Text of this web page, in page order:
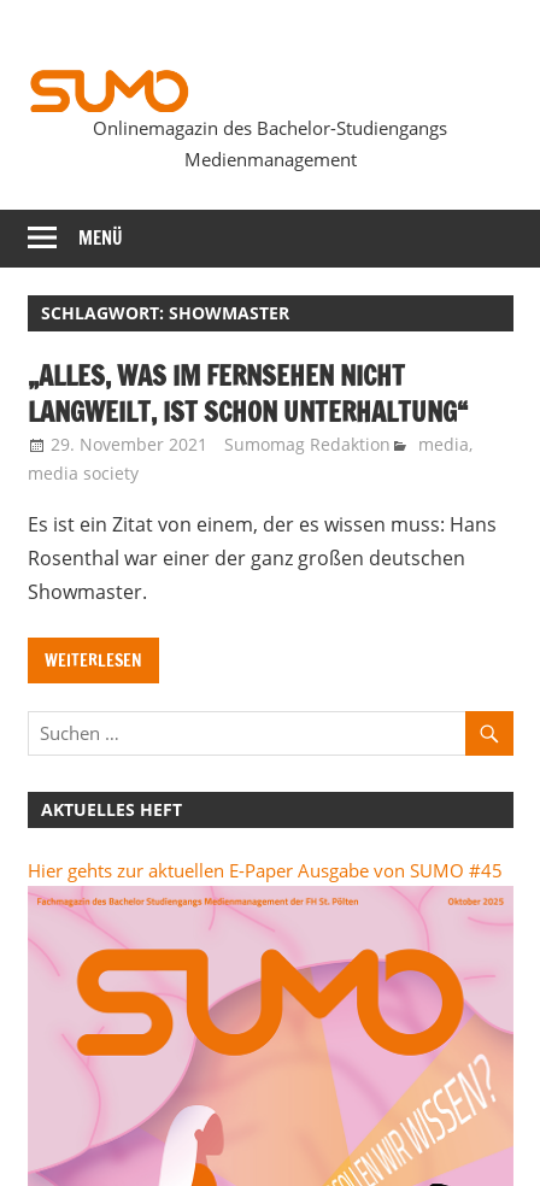
springen
SUMOmag
Onlinemagazin des Bachelor-Studiengangs
Medienmanagement
MENÜ
SCHLAGWORT: SHOWMASTER
„ALLES, WAS IM FERNSEHEN NICHT
LANGWEILT, IST SCHON UNTERHALTUNG“
29. November 2021 Sumomag Redaktion media,
media society
Es ist ein Zitat von einem, der es wissen muss: Hans
Rosenthal war einer der ganz großen deutschen
Showmaster.
WEITERLESEN
AKTUELLES HEFT
Hier gehts zur aktuellen E-Paper Ausgabe von SUMO #45